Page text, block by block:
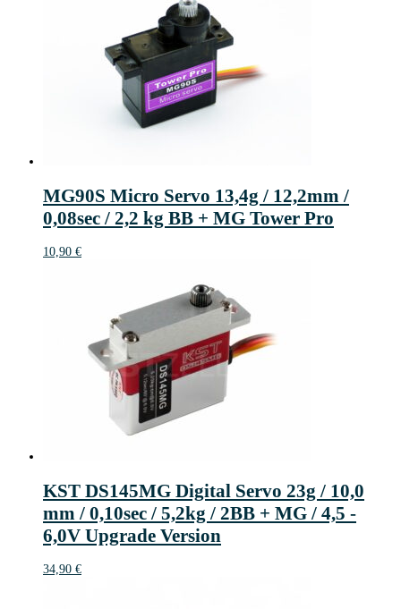
MG90S Micro Servo 13,4g / 12,2mm /
0,08sec / 2,2 kg BB + MG Tower Pro
10,90 €
KST DS145MG Digital Servo 23g / 10,0
mm / 0,10sec / 5,2kg / 2BB + MG / 4,5 -
6,0V Upgrade Version
34,90 €